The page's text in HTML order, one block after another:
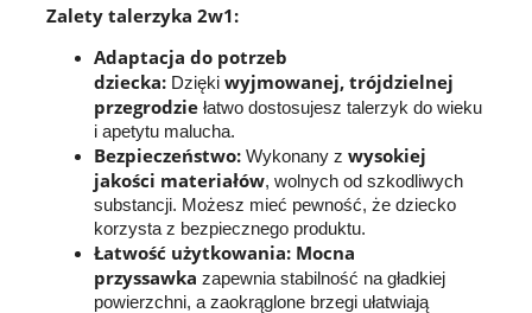
Zalety talerzyka 2w1:
Adaptacja do potrzeb
dziecka: Dzięki wyjmowanej, trójdzielnej
przegrodzie łatwo dostosujesz talerzyk do wieku
i apetytu malucha.
Bezpieczeństwo: Wykonany z wysokiej
jakości materiałów, wolnych od szkodliwych
substancji. Możesz mieć pewność, że dziecko
korzysta z bezpiecznego produktu.
Łatwość użytkowania: Mocna
przyssawka zapewnia stabilność na gładkiej
powierzchni, a zaokrąglone brzegi ułatwiają